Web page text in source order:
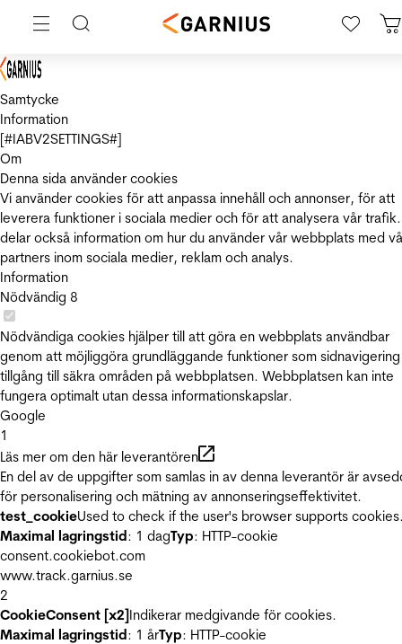
Samtycke
Information
[#IABV2SETTINGS#]
Om
Denna sida använder cookies
Vi använder cookies för att anpassa innehåll och annonser, för att
leverera funktioner i sociala medier och för att analysera vår
delar också information om hur du använder vår webbplats med
partners inom sociala medier, reklam och analys.
Information
Nödvändig 8
Nödvändiga cookies hjälper till att göra en webbplats användbar
genom att möjliggöra grundläggande funktioner som
tillgång till säkra områden på webbplatsen. Webbplatsen kan inte
fungera optimalt utan dessa informationskapslar.
Google
1
Läs mer om den här leverantören
En del av de uppgifter som samlas in av denna leverantör är
för personalisering och mätning av annonseringseffektivitet.
test_cookieUsed to check if the user's browser supports
Maximal lagringstid: 1 dagTyp: HTTP-cookie
consent.cookiebot.com
www.track.garnius.se
2
CookieConsent [x2]Indikerar medgivande för cookies.
Maximal lagringstid: 1 årTyp: HTTP-cookie